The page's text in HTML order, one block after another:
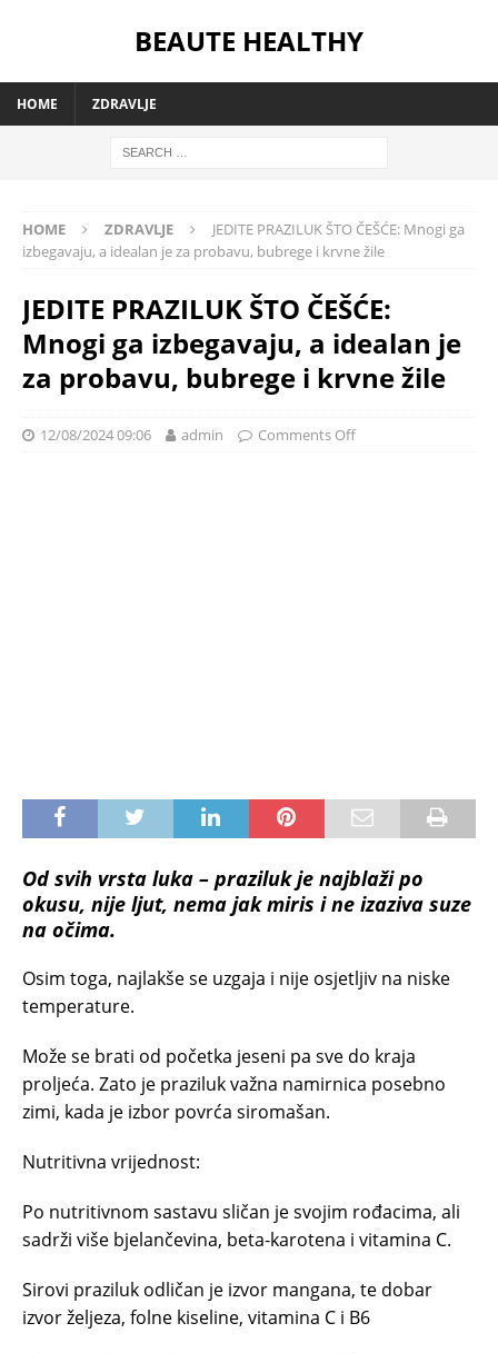
BEAUTE HEALTHY
HOME ZDRAVLJE
HOME ZDRAVLJE
JEDITE PRAZILUK ŠTO ČEŠĆE: Mnogi ga
izbegavaju, a idealan je za probavu, bubrege i krvne žile
JEDITE PRAZILUK ŠTO ČEŠĆE:
Mnogi ga izbegavaju, a idealan je
za probavu, bubrege i krvne žile
12/08/2024 09:06 admin Comments Off
Od svih vrsta luka – praziluk je najblaži po
okusu, nije ljut, nema jak miris i ne izaziva suze
na očima.
Osim toga, najlakše se uzgaja i nije osjetljiv na niske
temperature.
Može se brati od početka jeseni pa sve do kraja
proljeća. Zato je praziluk važna namirnica posebno
zimi, kada je izbor povrća siromašan.
Nutritivna vrijednost:
Po nutritivnom sastavu sličan je svojim rođacima, ali
sadrži više bjelančevina, beta-karotena i vitamina C.
Sirovi praziluk odličan je izvor mangana, te dobar
izvor željeza, folne kiseline, vitamina C i B6